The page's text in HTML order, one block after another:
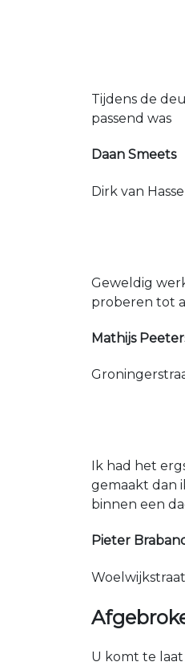
Tijdens de
passend was
Daan Smeets
Dirk van
Geweldig
proberen tot
Mathijs
Ik had het
gemaakt dan
binnen een
Pieter
U komt te